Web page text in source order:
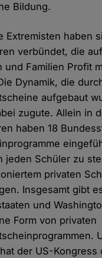
Bildung.
Extremisten haben
verbündet, die
und Familien Profit
Dynamik, die
aufgebaut
zugute. Allein in
haben 18
jeden Schüler zu
privaten
Insgesamt gibt
und
Form von privaten
der US-Kongress